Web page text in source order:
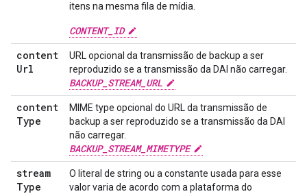
itens na mesma fila de mídia.
CONTENT_ID
content
Url
URL opcional da transmissão de backup a ser
reproduzido se a transmissão da DAI não carregar.
BACKUP_STREAM_URL
content
Type
MIME type opcional do URL da transmissão de
backup a ser reproduzido se a transmissão da DAI
não carregar.
BACKUP_STREAM_MIMETYPE
stream
Type
O literal de string ou a constante usada para esse
valor varia de acordo com a plataforma do